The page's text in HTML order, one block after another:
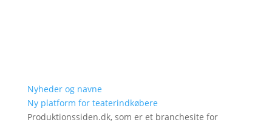
Nyheder og navne
Ny platform for teaterindkøbere
Produktionssiden.dk, som er et branchesite for